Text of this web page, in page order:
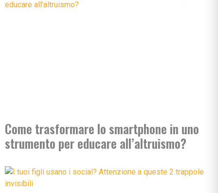
Come trasformare lo smartphone in uno
strumento per educare all’altruismo?